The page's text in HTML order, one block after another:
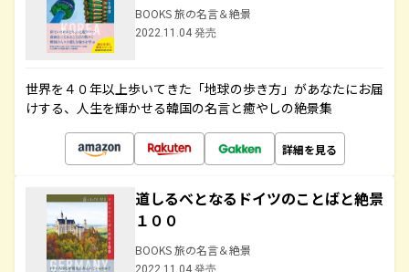
BOOKS 旅の名言＆絶景
2022.11.04 発売
世界を４０年以上歩いてきた「地球の歩き方」があなたにお届
けする、人生を輝かせる韓国の名言と癒やしの絶景集
詳細を見る
道しるべとなるドイツのことばと絶景
１００
BOOKS 旅の名言＆絶景
2022.11.04 発売